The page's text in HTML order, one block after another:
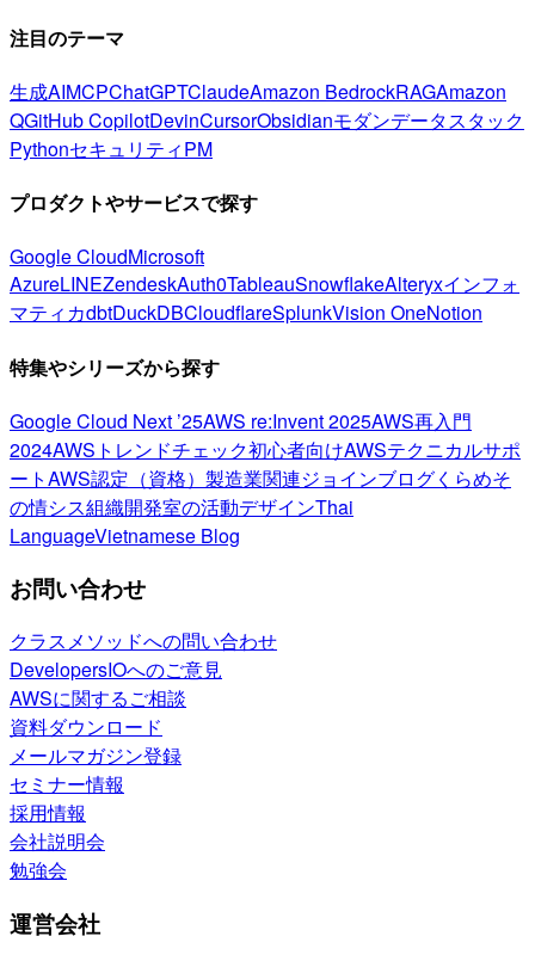
注目のテーマ
生成AIMCPChatGPTClaudeAmazon BedrockRAGAmazon
QGitHub CopilotDevinCursorObsidianモダンデータスタック
PythonセキュリティPM
プロダクトやサービスで探す
Google CloudMicrosoft
AzureLINEZendeskAuth0TableauSnowflakeAlteryxインフォ
マティカdbtDuckDBCloudflareSplunkVision OneNotion
特集やシリーズから探す
Google Cloud Next ’25AWS re:Invent 2025AWS再入門
2024AWSトレンドチェック初心者向けAWSテクニカルサポ
ートAWS認定（資格） 製造業関連ジョインブログくらめそ
の情シス組織開発室の活動デザインThai
LanguageVietnamese Blog
お問い合わせ
クラスメソッドへの問い合わせ
DevelopersIOへのご意見
AWSに関するご相談
資料ダウンロード
メールマガジン登録
セミナー情報
採用情報
会社説明会
勉強会
運営会社